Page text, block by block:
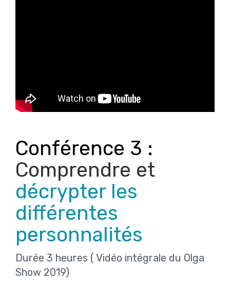
Conférence 3 :
Comprendre et
décrypter les
différentes
personnalités
Durée 3 heures ( Vidéo intégrale du Olga
Show 2019)